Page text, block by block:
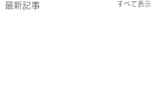
最新記事 すべて表示